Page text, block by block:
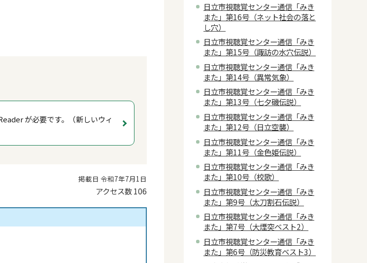
が必要です。（新しいウィ
掲載日 令和7年7月1日
アクセス数106
日立市視聴覚センター通信「みき
また」第16号（ネット社会の落と
し穴）
日立市視聴覚センター通信「みき
また」第15号（諏訪の水穴伝説）
日立市視聴覚センター通信「みき
また」第14号（異常気象）
日立市視聴覚センター通信「みき
また」第13号（七夕磯伝説）
日立市視聴覚センター通信「みき
また」第12号（日立空襲）
日立市視聴覚センター通信「みき
また」第11号（金色姫伝説）
日立市視聴覚センター通信「みき
また」第10号（校歌）
日立市視聴覚センター通信「みき
また」第9号（太刀割石伝説）
日立市視聴覚センター通信「みき
また」第7号（大煙突ベスト2）
日立市視聴覚センター通信「みき
また」第6号（防災教育ベスト3）